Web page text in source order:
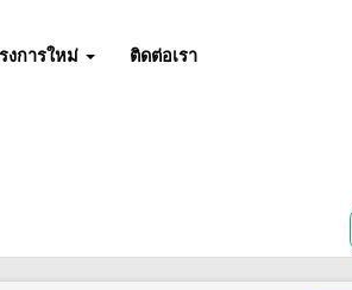
งการใหม่ ติดต่อเรา